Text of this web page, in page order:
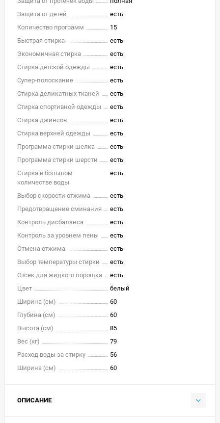
Защита от детей
есть
Количество программ
15
Быстрая стирка
есть
Экономичная стирка
есть
Стирка детской одежды
есть
Супер-полоскание
есть
Стирка деликатных тканей
есть
Стирка спортивной одежды
есть
Стирка джинсов
есть
Стирка верхней одежды
есть
Программа стирки шелка
есть
Программа стирки шерсти
есть
Стирка в большом
количестве воды
есть
Выбор скорости отжима
есть
Предотвращение сминания
есть
Контроль дисбаланса
есть
Контроль за уровнем пены
есть
Отмена отжима
есть
Выбор температуры стирки
есть
Отсек для жидкого порошка
есть
Цвет
белый
Ширина (см)
60
Глубина (см)
60
Высота (см)
85
Вес (кг)
79
Расход воды за стирку
56
Ширина (см)
60
ОПИСАНИЕ